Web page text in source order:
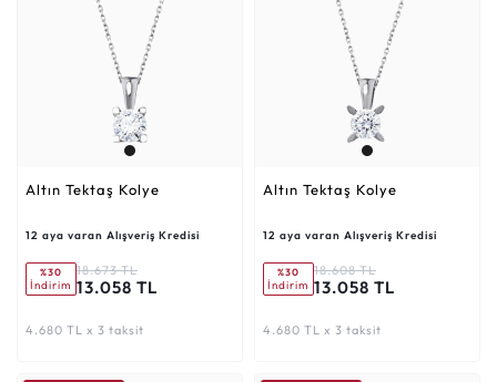
Altın Tektaş Kolye
12 aya varan Alışveriş Kredisi
%30
İndirim
18.673 TL
13.058 TL
4.680 TL x 3 taksit
Altın Tektaş Kolye
12 aya varan Alışveriş Kredisi
%30
İndirim
18.608 TL
13.058 TL
4.680 TL x 3 taksit